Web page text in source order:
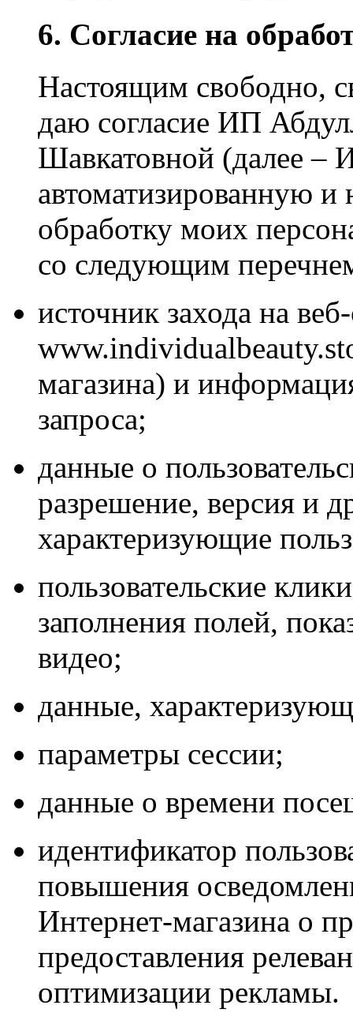
6. Согласие на
Настоящим свободно,
даю согласие ИП
Шавкатовной (далее –
автоматизированную и
обработку моих
со следующим
источник захода на
магазина) и
запроса;
данные о
разрешение, версия и
характеризующие
пользовательские
заполнения полей,
видео;
данные,
параметры сессии;
данные о времени
идентификатор
повышения
Интернет-магазина о
предоставления
оптимизации рекламы.